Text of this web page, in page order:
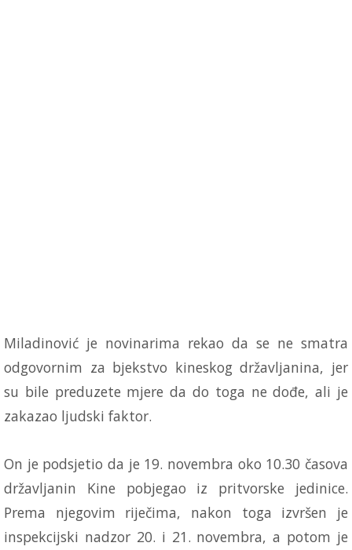
Miladinović je novinarima rekao da se ne smatra
odgovornim za bjekstvo kineskog državljanina, jer
su bile preduzete mjere da do toga ne dođe, ali je
zakazao ljudski faktor.
On je podsjetio da je 19. novembra oko 10.30 časova
državljanin Kine pobjegao iz pritvorske jedinice.
Prema njegovim riječima, nakon toga izvršen je
inspekcijski nadzor 20. i 21. novembra, a potom je